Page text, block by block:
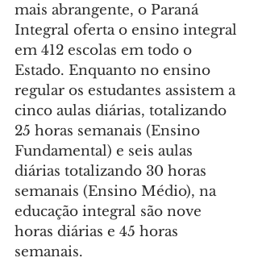
mais abrangente, o Paraná
Integral oferta o ensino integral
em 412 escolas em todo o
Estado. Enquanto no ensino
regular os estudantes assistem a
cinco aulas diárias, totalizando
25 horas semanais (Ensino
Fundamental) e seis aulas
diárias totalizando 30 horas
semanais (Ensino Médio), na
educação integral são nove
horas diárias e 45 horas
semanais.